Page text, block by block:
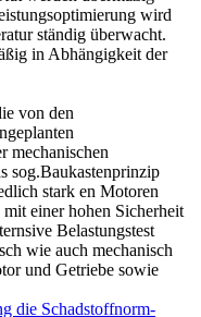
wird
ständig überwacht.
in Abhängigkeit der
von den
mechanischen
sog.Baukastenprinzip
stark en Motoren
einer hohen Sicherheit
Belastungstest
wie auch mechanisch
und Getriebe sowie
die Schadstoffnorm-